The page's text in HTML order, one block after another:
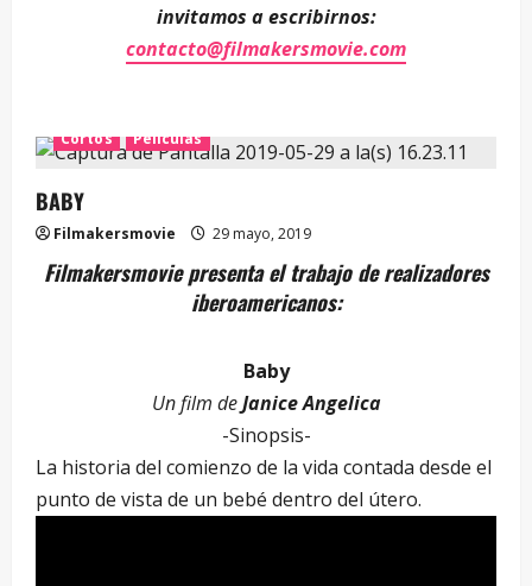
invitamos a escribirnos:
contacto@filmakersmovie.com
Cortos Películas
BABY
Filmakersmovie 29 mayo, 2019
Filmakersmovie presenta el trabajo de realizadores
iberoamericanos:
Baby
Un film deJanice Angelica
-Sinopsis-
La historia del comienzo de la vida contada desde el
punto de vista de un bebé dentro del útero.